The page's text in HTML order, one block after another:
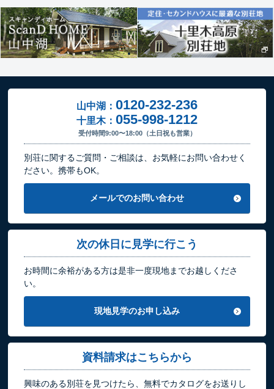
山中湖： 0120-232-236
十里木： 055-998-1212
受付時間9:00〜18:00（土日祝も営業）
別荘に関するご質問・ご相談は、お気軽にお問い合わせく
ださい。携帯もOK。
メールでのお問い合わせ
次の休日に見学に行こう
お時間に余裕がある方は是非一度現地までお越しくださ
い。
現地見学のお申し込み
資料請求はこちらから
興味のある別荘を見つけたら、無料でカタログをお送りし